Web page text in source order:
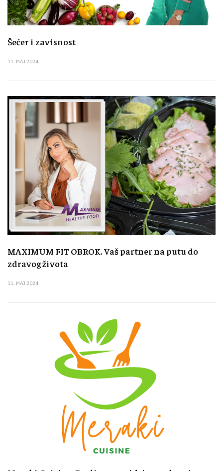
Šećer i zavisnost
11. MAJ 2024.
MAXIMUM FIT OBROK. Vaš partner na putu do
zdravog života
11. MAJ 2024.